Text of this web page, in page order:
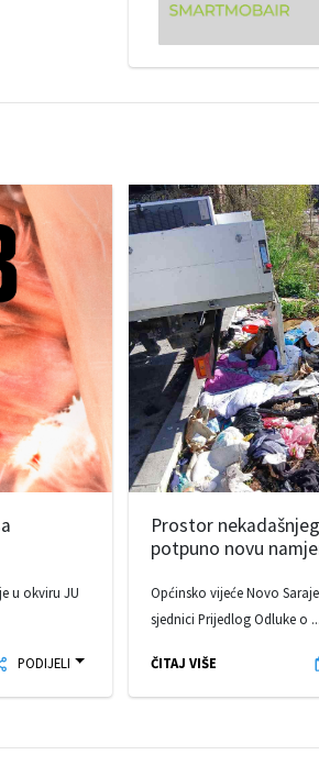
u okviru JU
PODIJELI
Prostor
potpuno novu
Općinsko vijeće Novo
sjednici Prijedlog Odluke o ...
ČITAJ VIŠE